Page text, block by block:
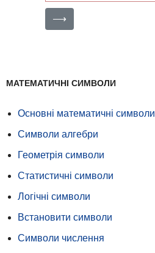
⟶
МАТЕМАТИЧНІ СИМВОЛИ
Основні математичні символи
Символи алгебри
Геометрія символи
Статистичні символи
Логічні символи
Встановити символи
Символи числення